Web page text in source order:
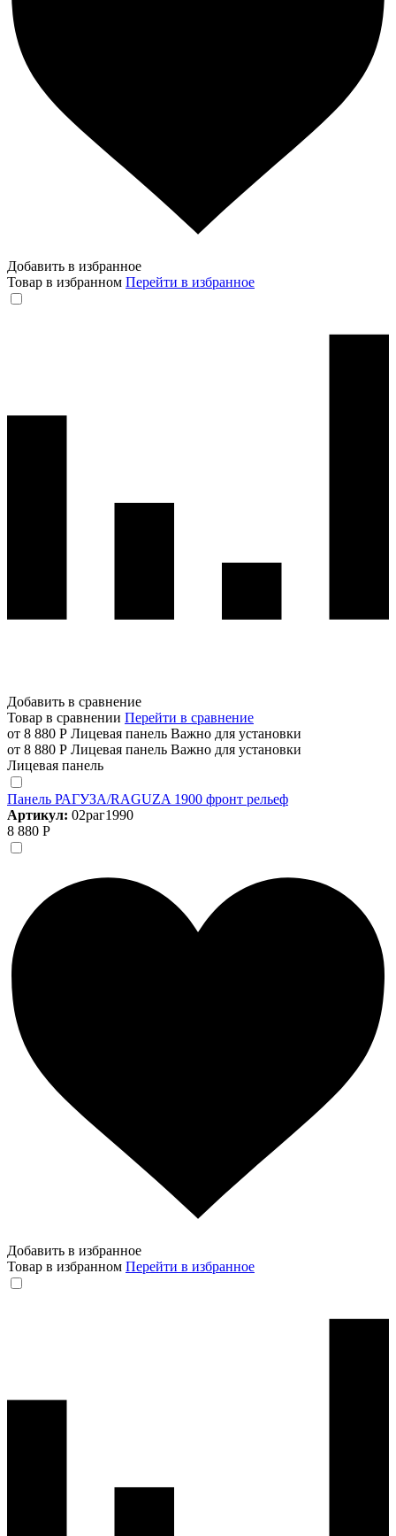
Добавить в избранное
Товар в избранном Перейти в избранное
Добавить в сравнение
Товар в сравнении Перейти в сравнение
от 8 880 Р Лицевая панель Важно для установки
от 8 880 Р Лицевая панель Важно для установки
Лицевая панель
Панель РАГУЗА/RAGUZA 1900 фронт рельеф
Артикул: 02раг1990
8 880 Р
Добавить в избранное
Товар в избранном Перейти в избранное